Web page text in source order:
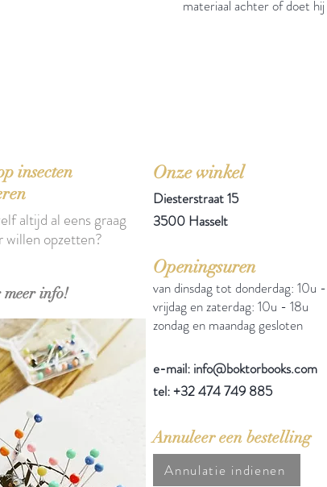
materiaal achter of doet
insecten
info!
altijd al eens graag
willen opzetten?
Onze winkel
Diesterstraat 15
3500 Hasselt
Openingsuren
van dinsdag tot donderdag: 10u -
vrijdag en zaterdag: 10u - 18u
zondag en maandag gesloten
e-mail: info@boktorbooks.com
tel: +32 474 749 885
Annuleer een bestelling
Annulatie indienen